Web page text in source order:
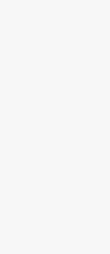
Açık renk
Koyu renk
Nötr ton
Modoko mobilya
farklı dekorasyon
Agusto
Koltukta konfor,
doğru destek